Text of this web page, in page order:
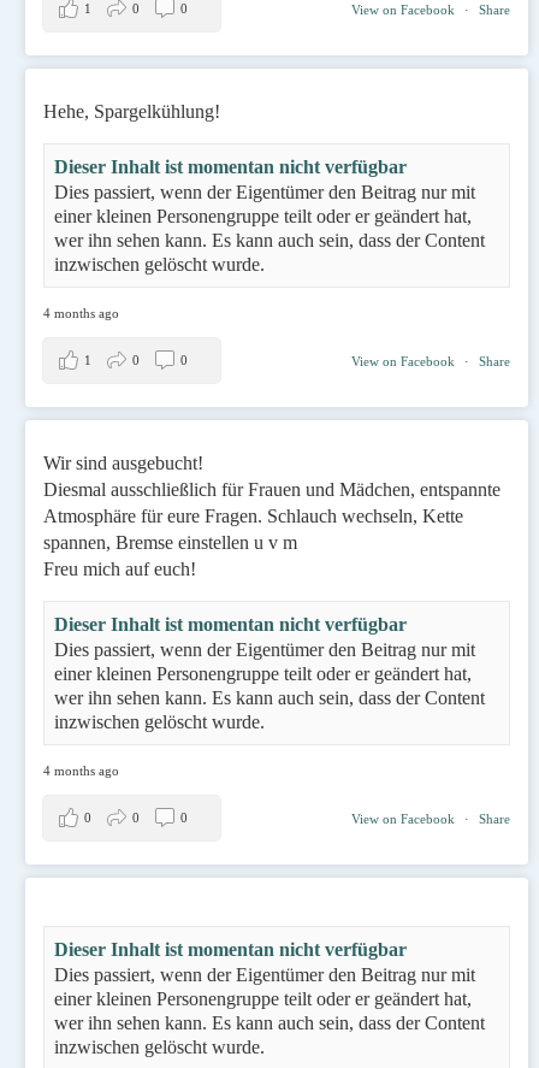
View on Facebook · Share
1 0 0
Hehe, Spargelkühlung!
Dieser Inhalt ist momentan nicht verfügbar
Dies passiert, wenn der Eigentümer den Beitrag nur mit
einer kleinen Personengruppe teilt oder er geändert hat,
wer ihn sehen kann. Es kann auch sein, dass der Content
inzwischen gelöscht wurde.
4 months ago
View on Facebook · Share
1 0 0
Wir sind ausgebucht!
Diesmal ausschließlich für Frauen und Mädchen, entspannte
Atmosphäre für eure Fragen. Schlauch wechseln, Kette
spannen, Bremse einstellen u v m
Freu mich auf euch!
Dieser Inhalt ist momentan nicht verfügbar
Dies passiert, wenn der Eigentümer den Beitrag nur mit
einer kleinen Personengruppe teilt oder er geändert hat,
wer ihn sehen kann. Es kann auch sein, dass der Content
inzwischen gelöscht wurde.
4 months ago
View on Facebook · Share
0 0 0
Dieser Inhalt ist momentan nicht verfügbar
Dies passiert, wenn der Eigentümer den Beitrag nur mit
einer kleinen Personengruppe teilt oder er geändert hat,
wer ihn sehen kann. Es kann auch sein, dass der Content
inzwischen gelöscht wurde.